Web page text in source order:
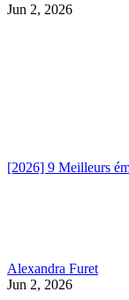
Jun 2, 2026
[2026] 9 Meilleurs
Alexandra Furet
Jun 2, 2026